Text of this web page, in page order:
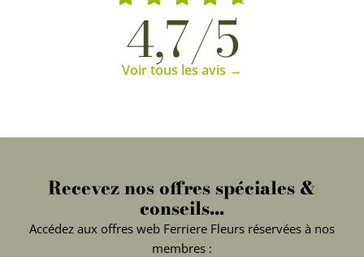
4,7/5
Voir tous les avis →
Recevez nos offres spéciales &
conseils...
Accédez aux offres web Ferriere Fleurs réservées à nos
membres :